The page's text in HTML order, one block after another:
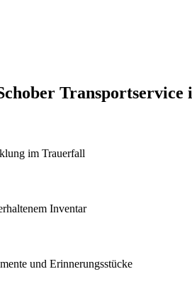
Transportservice
im Trauerfall
Inventar
und Erinnerungsstücke